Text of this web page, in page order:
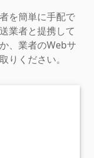
を簡単に手配で
業者と提携して
、業者のWebサ
りください。